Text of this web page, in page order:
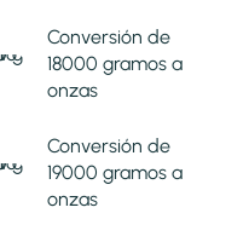
Conversión de
18000 gramos a
onzas
Conversión de
19000 gramos a
onzas